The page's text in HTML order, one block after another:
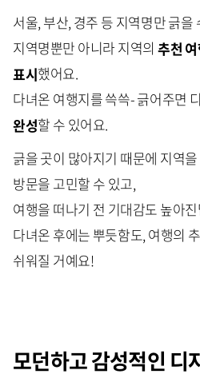
서울, 부산, 경주 등 지역명만 긁을
지역명뿐만 아니라 지역의 추천
표시했어요.
다녀온 여행지를 쓱쓱- 긁어주면
완성할 수 있어요.
긁을 곳이 많아지기 때문에 지역
방문을 고민할 수 있고,
여행을 떠나기 전 기대감도 높아
다녀온 후에는 뿌듯함도, 여행의
쉬워질 거예요!
모던하고 감성적인 디